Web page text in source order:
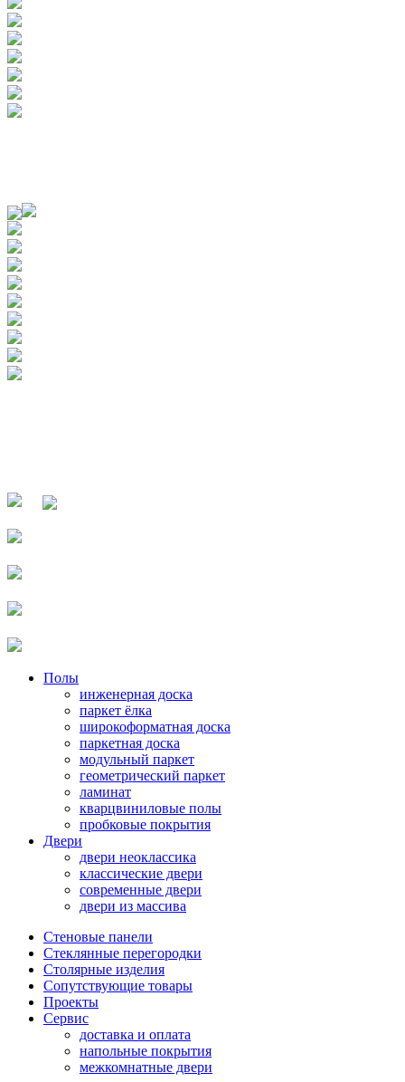
Полы
инженерная доска
паркет ёлка
широкоформатная доска
паркетная доска
модульный паркет
геометрический паркет
ламинат
кварцвиниловые полы
пробковые покрытия
Двери
двери неоклассика
классические двери
современные двери
двери из массива
Стеновые панели
Стеклянные перегородки
Столярные изделия
Сопутствующие товары
Проекты
Сервис
доставка и оплата
напольные покрытия
межкомнатные двери